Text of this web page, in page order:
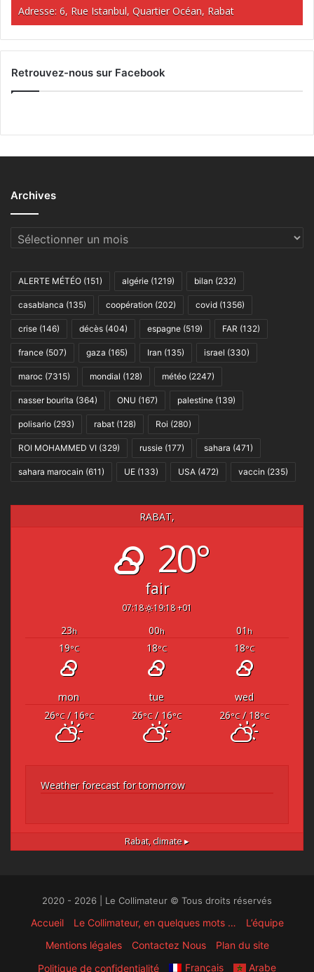
Adresse: 6, Rue Istanbul, Quartier Océan, Rabat
Retrouvez-nous sur Facebook
Archives
Archives
ALERTE MÉTÉO (151) algérie (1219) bilan (232)
casablanca (135) coopération (202) covid (1356)
crise (146) décès (404) espagne (519) FAR (132)
france (507) gaza (165) Iran (135) israel (330)
maroc (7315) mondial (128) météo (2247)
nasser bourita (364) ONU (167) palestine (139)
polisario (293) rabat (128) Roi (280)
ROI MOHAMMED VI (329) russie (177) sahara (471)
sahara marocain (611) UE (133) USA (472) vaccin (235)
RABAT,
20°
fair
07:18 19:18 +01
23h 00h 01 h
19°C 18°C 18°C
mon tue
wed
26°C/ 16°C 26°C/ 16°C 26°C/ 18°C
Weather forecast for tomorrow
Rabat, climate ▸
2020 - 2026 | Le Collimateur © Tous droits réservés
Accueil Le Collimateur, en quelques mots …
L’équipe
Mentions légales
Contactez Nous
Plan du site
Politique de confidentialité
Français Arabe